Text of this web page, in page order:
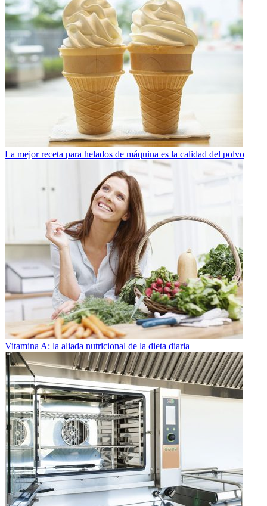
La mejor receta para helados de máquina es la calidad del polvo
Vitamina A: la aliada nutricional de la dieta diaria